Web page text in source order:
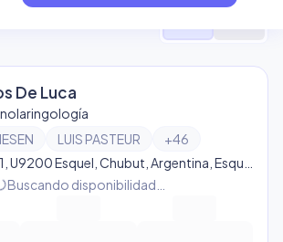
De Luca
LUIS PASTEUR +46
Buscando disponibilidad…